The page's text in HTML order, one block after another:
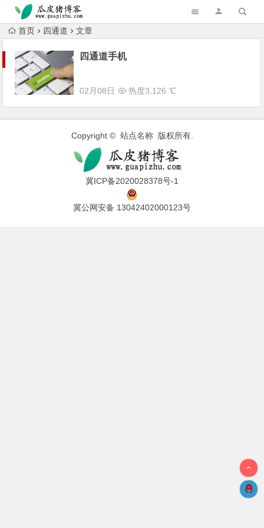
跳转到主内容
首页 四通道 文章
四通道手机
02月08日 热度3,126 ℃
Copyright © 站点名称 版权所有.
冀ICP备2020028378号-1
冀公网安备 13042402000123号